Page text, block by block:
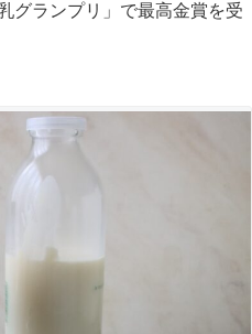
グランプリ」で最高金賞を受